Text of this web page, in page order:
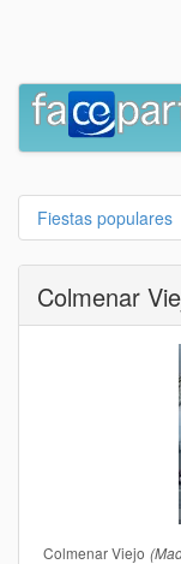
Fiestas populares
Colmenar
Colmenar Viejo